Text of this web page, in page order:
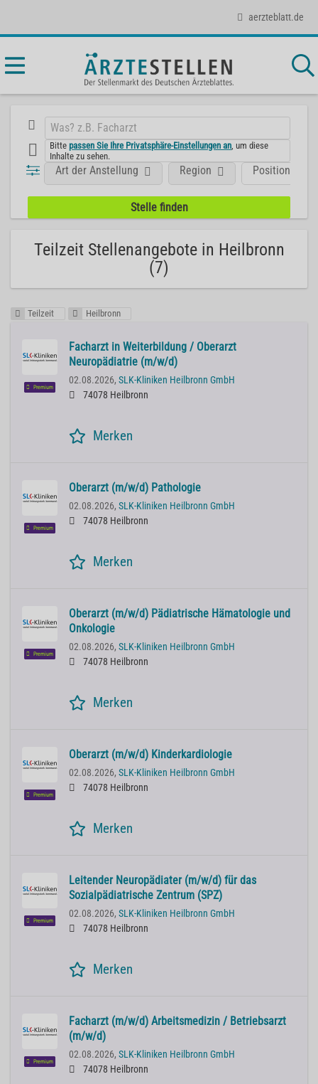
aerzteblatt.de
Bittepassen Sie Ihre Privatsphäre-Einstellungen an , um diese
Inhalte zu sehen.
Position
Art der Anstellung Region
Teilzeit Stellenangebote in Heilbronn
(7)
Teilzeit Heilbronn
Premium
Facharzt in Weiterbildung / Oberarzt
Neuropädiatrie (m/w/d)
02.08.2026, SLK-Kliniken Heilbronn GmbH
74078 Heilbronn
Merken
Premium
Oberarzt (m/w/d) Pathologie
02.08.2026, SLK-Kliniken Heilbronn GmbH
74078 Heilbronn
Merken
Premium
Oberarzt (m/w/d) Pädiatrische Hämatologie und
Onkologie
02.08.2026, SLK-Kliniken Heilbronn GmbH
74078 Heilbronn
Merken
Premium
Oberarzt (m/w/d) Kinderkardiologie
02.08.2026, SLK-Kliniken Heilbronn GmbH
74078 Heilbronn
Merken
Premium
Leitender Neuropädiater (m/w/d) für das
Sozialpädiatrische Zentrum (SPZ)
02.08.2026, SLK-Kliniken Heilbronn GmbH
74078 Heilbronn
Merken
Premium
Facharzt (m/w/d) Arbeitsmedizin / Betriebsarzt
(m/w/d)
02.08.2026, SLK-Kliniken Heilbronn GmbH
74078 Heilbronn